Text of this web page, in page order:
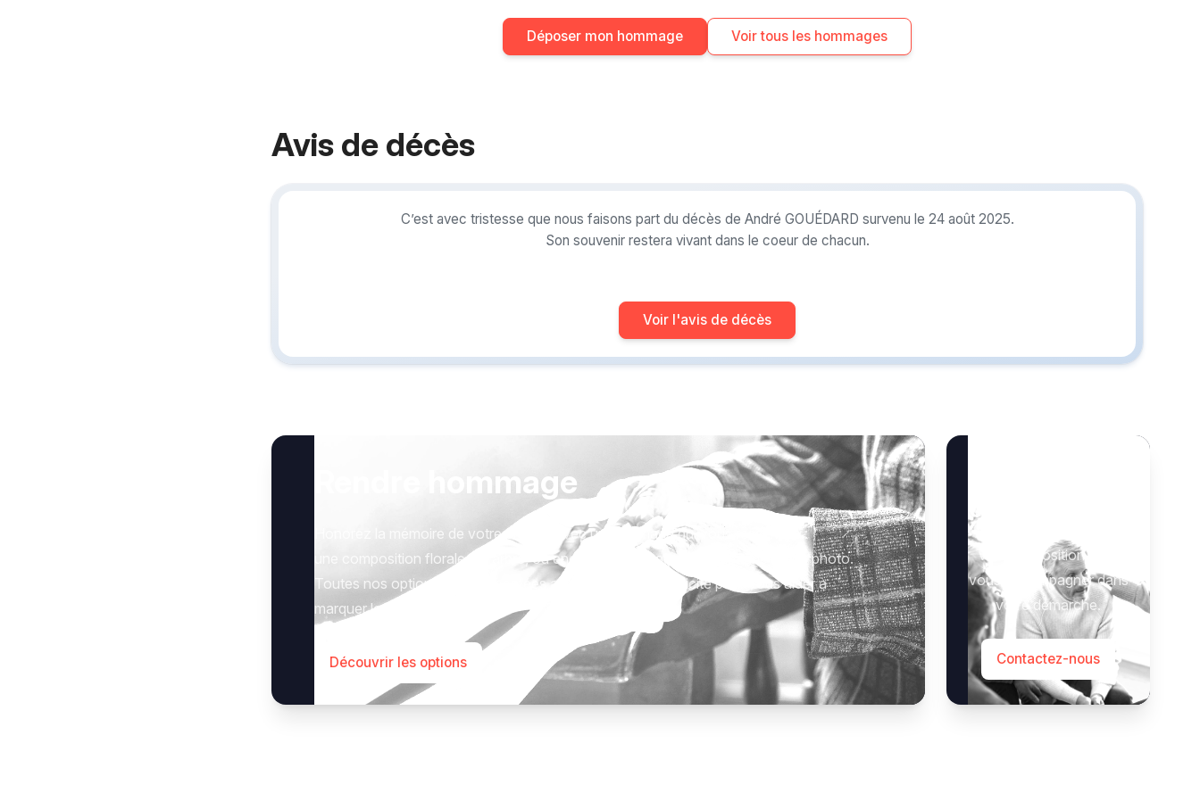
Déposer mon hommage Voir tous les hommages
Avis de décès
C’est avec tristesse que nous faisons part du décès de André GOUÉDARD survenu le 24 août 2025.
Son souvenir restera vivant dans le coeur de chacun.
Voir l'avis de décès
Rendre hommage
Honorez la mémoire de votre proche avec un hommage qui vous ressemble :
une composition florale, un arbre, ou encore un message accompagné d'une photo.
Toutes nos options sont présentées avec respect et simplicité pour vous aider à
marquer le geste qui compte.
Découvrir les options
votre disposition pour
vous accompagner dans
votre démarche.
Contactez-nous